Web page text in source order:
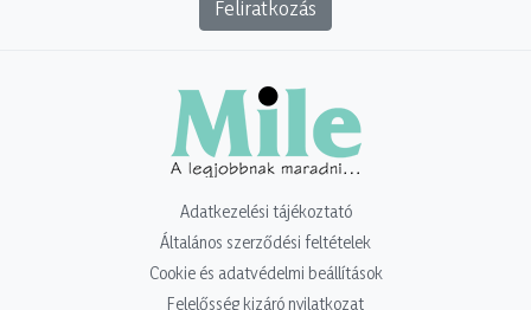
Feliratkozás
Adatkezelési tájékoztató
Általános szerződési feltételek
Cookie és adatvédelmi beállítások
Felelősség kizáró nyilatkozat